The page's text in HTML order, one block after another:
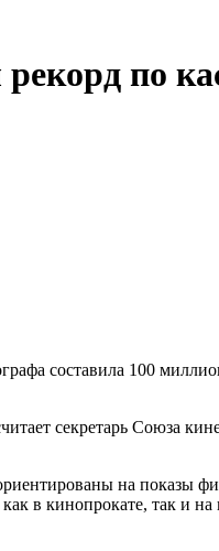
по
составила 100
секретарь Союза
на
в кинопрокате, так и